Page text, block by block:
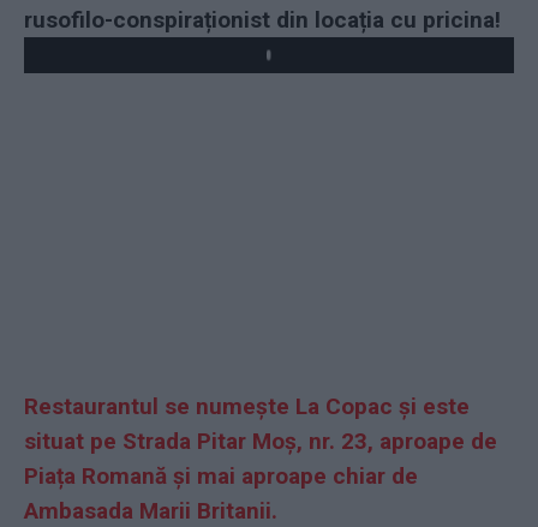
rusofilo-conspiraționist din locația cu pricina!
Play
Restaurantul se numește La Copac și este
situat pe Strada Pitar Moș, nr. 23, aproape de
Piața Romană și mai aproape chiar de
Ambasada Marii Britanii.